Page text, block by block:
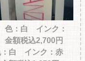
色：白 インク：
額税込2,700円
：白 インク：赤